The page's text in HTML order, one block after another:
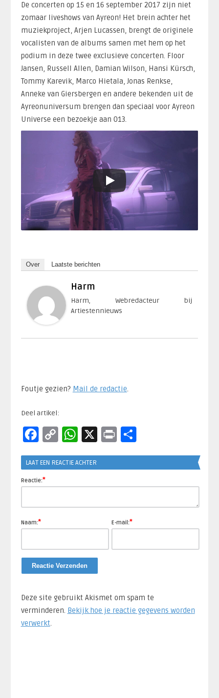
De concerten op 15 en 16 september 2017 zijn niet
zomaar liveshows van Ayreon! Het brein achter het
muziekproject, Arjen Lucassen, brengt de originele
vocalisten van de albums samen met hem op het
podium in deze twee exclusieve concerten. Floor
Jansen, Russell Allen, Damian Wilson, Hansi Kürsch,
Tommy Karevik, Marco Hietala, Jonas Renkse,
Anneke van Giersbergen en andere bekenden uit de
Ayreonuniversum brengen dan speciaal voor Ayreon
Universe een bezoekje aan 013.
Over Laatste berichten
Harm
Harm, Webredacteur bij
Artiestennieuws
Foutje gezien? Mail de redactie.​
Deel artikel:
Facebook
CopyWhatsApp
X PrintDelen
LAAT EEN REACTIE ACHTER
Reactie:*
Naam:* E-mail:*
Deze site gebruikt Akismet om spam te
verminderen. Bekijk hoe je reactie gegevens worden
verwerkt.